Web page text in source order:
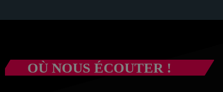
OÙ NOUS ÉCOUTER !